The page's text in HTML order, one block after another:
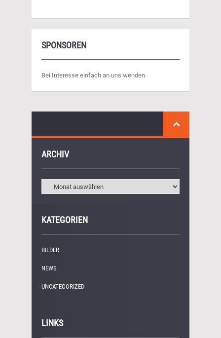
SPONSOREN
Bei Interesse einfach an uns wenden.
ARCHIV
KATEGORIEN
BILDER
NEWS
UNCATEGORIZED
LINKS